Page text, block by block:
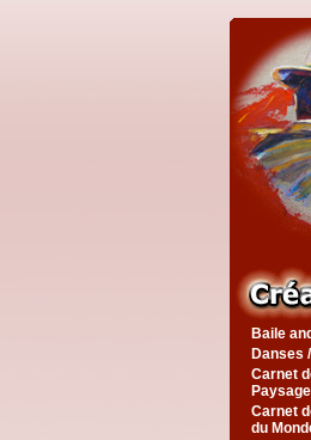
Baile
Danses
Carnet
Carnet
du